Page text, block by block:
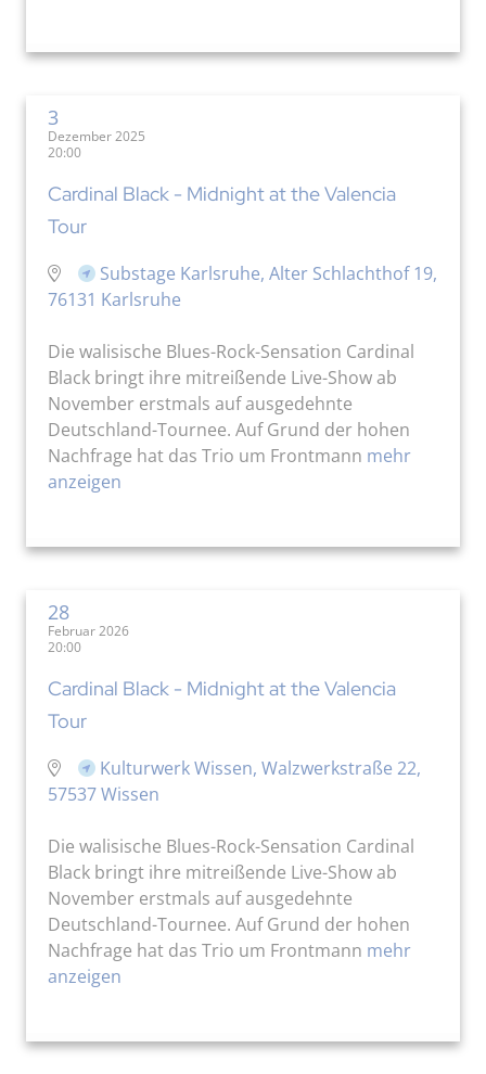
3
Dezember 2025
20:00
Cardinal Black - Midnight at the Valencia
Tour
Substage Karlsruhe, Alter Schlachthof 19,
76131 Karlsruhe
Die walisische Blues-Rock-Sensation Cardinal
Black bringt ihre mitreißende Live-Show ab
November erstmals auf ausgedehnte
Deutschland-Tournee. Auf Grund der hohen
Nachfrage hat das Trio um Frontmann mehr
anzeigen
28
Februar 2026
20:00
Cardinal Black - Midnight at the Valencia
Tour
Kulturwerk Wissen, Walzwerkstraße 22,
57537 Wissen
Die walisische Blues-Rock-Sensation Cardinal
Black bringt ihre mitreißende Live-Show ab
November erstmals auf ausgedehnte
Deutschland-Tournee. Auf Grund der hohen
Nachfrage hat das Trio um Frontmann mehr
anzeigen